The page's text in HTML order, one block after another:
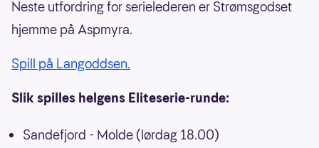
Neste utfordring for serielederen er Strømsgodset
hjemme på Aspmyra.
Spill på Langoddsen.
Slik spilles helgens Eliteserie-runde:
Sandefjord - Molde (lørdag 18.00)